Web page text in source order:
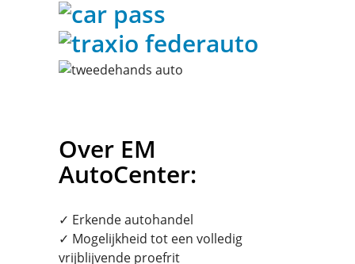
Over EM
AutoCenter:
✓ Erkende autohandel
✓ Mogelijkheid tot een volledig
vrijblijvende proefrit